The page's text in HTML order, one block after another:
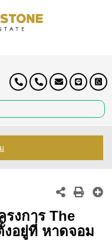
งการ The
งอยู่ที่ หาดจอม